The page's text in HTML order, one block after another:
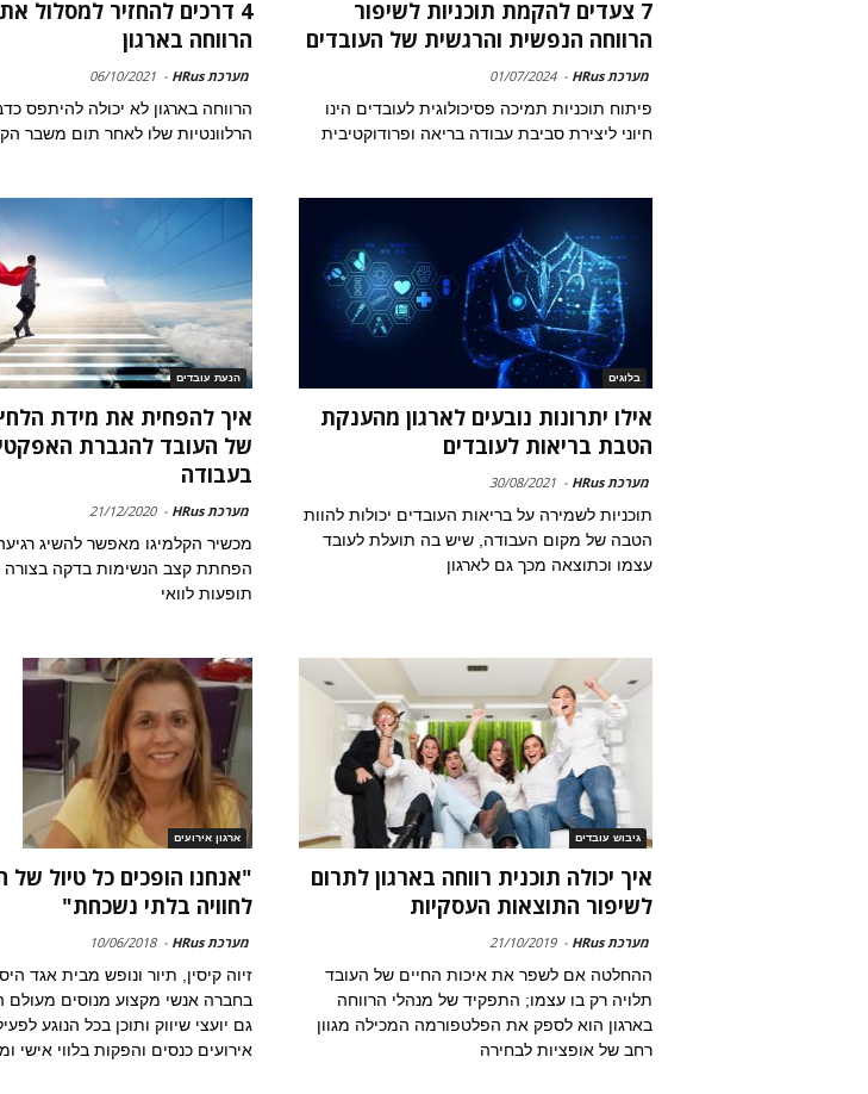
7 צעדים להקמת תוכניות לשיפור
הרווחה הנפשית והרגשית של העובדים
מערכת HRus -
01/07/2024
פיתוח תוכניות תמיכה פסיכולוגית לעובדים הינו
חיוני ליצירת סביבת עבודה בריאה ופרודוקטיבית
4 דרכים להחזיר למסלול
הרווחה בארגון
מערכת HRus -
06/10/2021
הרווחה בארגון לא יכולה להיתפס
הרלוונטיות שלו לאחר תום משבר
בלוגים
אילו יתרונות נובעים לארגון מהענקת
הטבת בריאות לעובדים
מערכת HRus -
30/08/2021
תוכניות לשמירה על בריאות העובדים יכולות להוות
הטבה של מקום העבודה, שיש בה תועלת לעובד
עצמו וכתוצאה מכך גם לארגון
הנעת עובדים
איך להפחית את מידת
של העובד להגברת
בעבודה
מערכת HRus -
21/12/2020
מכשיר הקלמיגו מאפשר להשיג
הפחתת קצב הנשימות בדקה בצורה
תופעות לוואי
גיבוש עובדים
איך יכולה תוכנית רווחה בארגון לתרום
לשיפור התוצאות העסקיות
מערכת HRus -
21/10/2019
ההחלטה אם לשפר את איכות החיים של העובד
תלויה רק בו עצמו; התפקיד של מנהלי הרווחה
בארגון הוא לספק את הפלטפורמה המכילה מגוון
רחב של אופציות לבחירה
ארגון אירועים
"אנחנו הופכים כל טיול של
לחוויה בלתי נשכחת"
מערכת HRus -
10/06/2018
זיוה קיסין, תיור ונופש מבית אגד
בחברה אנשי מקצוע מנוסים מעולם
גם יועצי שיווק ותוכן בכל הנוגע
אירועים כנסים והפקות בלווי אישי